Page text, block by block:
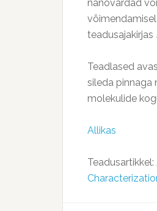
nanovardad
võimendamisel
teadusajakirjas
Teadlased
sileda pinnaga
molekulide
Allikas
Teadusartikkel: